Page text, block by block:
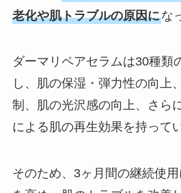
老化や肌トラブルの原因にな
ダーマリペアセラムは30種類
し、肌の保湿・弾力性の向上
制、肌の光沢感の向上、さら
による肌の再生効果を持って
そのため、3ヶ月間の継続使